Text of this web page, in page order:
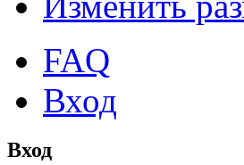
FAQ
Вход
Вход